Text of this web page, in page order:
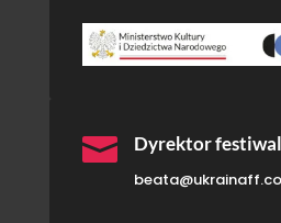
 Dyrektor